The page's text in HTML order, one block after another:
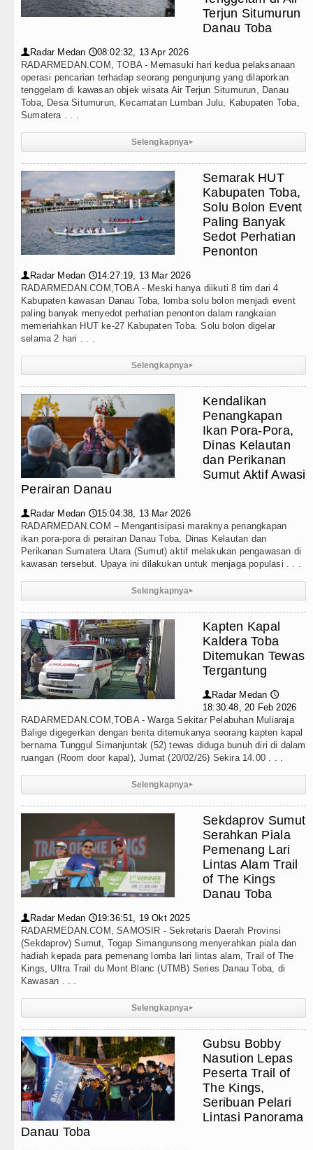
Wisata
TIPS dan TRIK
+ Lainnya
Video
Kesehatan
Kuliner
Siraman Rohani
Produksi Kelapa di Nias Utara
Tapanuli Utara Gotong Royong Tanam Pohon di
Catur Antar Wartawan, Ajang Silahturahmi
Daerah se-Kepulauan Nias Percepat Usulan BKP
Pelaku Curanmor di Tebing Tinggi
di Anfield Minggu 9 Agustus 2026 Pukul 20.30
di Seoul Minggu 9 Agustus 2026 Pukul
Soroti Kinerja Kadis Perkimcikataru Medan
Produksi Kelapa di Nias Utara
Tekankan Pelayanan Publik yang Cepat dan
Tapanuli Utara Gotong Royong Tanam Pohon di
Catur Antar Wartawan, Ajang Silahturahmi
Daerah se-Kepulauan Nias Percepat Usulan BKP
Masyarakat Lewat Peningkatan Pelayanan
Pelaku Curanmor di Tebing Tinggi
di Anfield Minggu 9 Agustus 2026 Pukul 20.30
di Seoul Minggu 9 Agustus 2026 Pukul
Soroti Kinerja Kadis Perkimcikataru Medan
Produksi Kelapa di Nias Utara
Tekankan Pelayanan Publik yang Cepat dan
Tapanuli Utara Gotong Royong Tanam Pohon di
Catur Antar Wartawan, Ajang Silahturahmi
Daerah se-Kepulauan Nias Percepat Usulan BKP
Terjun Situmurun
Danau Toba
👤 Radar Medan 🕔08:02:32, 13 Apr 2026
RADARMEDAN.COM, TOBA - Memasuki hari kedua pelaksanaan
operasi pencarian terhadap seorang pengunjung yang dilaporkan
tenggelam di kawasan objek wisata Air Terjun Situmurun, Danau
Toba, Desa Situmurun, Kecamatan Lumban Julu, Kabupaten Toba,
Sumatera . . .
Selengkapnya▸
Semarak HUT
Kabupaten Toba,
Solu Bolon Event
Paling Banyak
Sedot Perhatian
Penonton
👤 Radar Medan 🕔14:27:19, 13 Mar 2026
RADARMEDAN.COM,TOBA - Meski hanya diikuti 8 tim dari 4
Kabupaten kawasan Danau Toba, lomba solu bolon menjadi event
paling banyak menyedot perhatian penonton dalam rangkaian
memeriahkan HUT ke-27 Kabupaten Toba. Solu bolon digelar
selama 2 hari . . .
Selengkapnya▸
Kendalikan
Penangkapan
Ikan Pora-Pora,
Dinas Kelautan
dan Perikanan
Sumut Aktif Awasi
Perairan Danau
👤 Radar Medan 🕔15:04:38, 13 Mar 2026
RADARMEDAN.COM – Mengantisipasi maraknya penangkapan
ikan pora-pora di perairan Danau Toba, Dinas Kelautan dan
Perikanan Sumatera Utara (Sumut) aktif melakukan pengawasan di
kawasan tersebut. Upaya ini dilakukan untuk menjaga populasi . . .
Selengkapnya▸
Kapten Kapal
Kaldera Toba
Ditemukan Tewas
Tergantung
👤 Radar Medan 🕔
18:30:48, 20 Feb 2026
RADARMEDAN.COM,TOBA - Warga Sekitar Pelabuhan Muliaraja
Balige digegerkan dengan berita ditemukanya seorang kapten kapal
bernama Tunggul Simanjuntak (52) tewas diduga bunuh diri di dalam
ruangan (Room door kapal), Jumat (20/02/26) Sekira 14.00 . . .
Selengkapnya▸
Sekdaprov Sumut
Serahkan Piala
Pemenang Lari
Lintas Alam Trail
of The Kings
Danau Toba
👤 Radar Medan 🕔19:36:51, 19 Okt 2025
RADARMEDAN.COM, SAMOSIR - Sekretaris Daerah Provinsi
(Sekdaprov) Sumut, Togap Simangunsong menyerahkan piala dan
hadiah kepada para pemenang lomba lari lintas alam, Trail of The
Kings, Ultra Trail du Mont Blanc (UTMB) Series Danau Toba, di
Kawasan . . .
Selengkapnya▸
Gubsu Bobby
Nasution Lepas
Peserta Trail of
The Kings,
Seribuan Pelari
Lintasi Panorama
Danau Toba